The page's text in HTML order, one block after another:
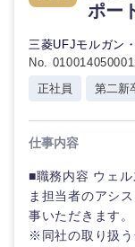
ポー
三菱UFJモルガン
No.
正社員
第二新
仕事内容
■職務内容 ウェ
ま担当者のアシ
事いただきます
※同社の取り扱